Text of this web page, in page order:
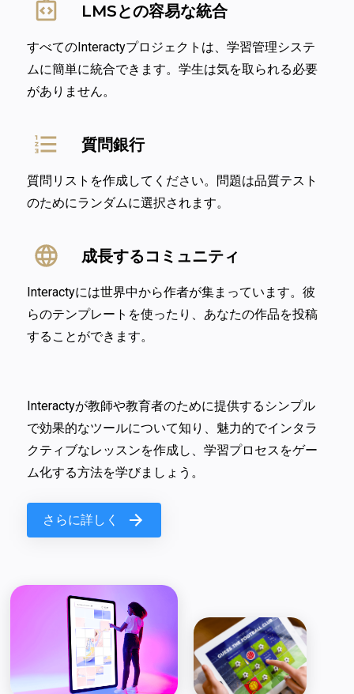
LMSとの容易な統合
すべてのInteractyプロジェクトは、学習管理システ
ムに簡単に統合できます。学生は気を取られる必要
がありません。
質問銀行
質問リストを作成してください。問題は品質テスト
のためにランダムに選択されます。
成長するコミュニティ
Interactyには世界中から作者が集まっています。彼
らのテンプレートを使ったり、あなたの作品を投稿
することができます。
Interactyが教師や教育者のために提供するシンプル
で効果的なツールについて知り、魅力的でインタラ
クティブなレッスンを作成し、学習プロセスをゲー
ム化する方法を学びましょう。
さらに詳しく